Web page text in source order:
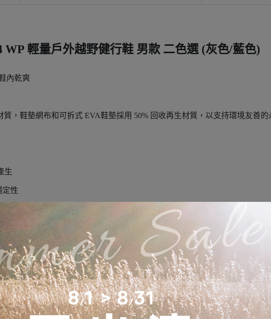
WP 輕量戶外越野健行鞋 男款 二色選 (灰色/藍色)
內乾爽
質，鞋墊網布和可拆式 EVA鞋墊採用 50% 回收再生材質，以支持環境友善的
生
定性
機制
地力